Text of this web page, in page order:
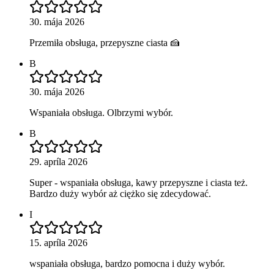
30. mája 2026
Przemiła obsługa, przepyszne ciasta 🍰
B
30. mája 2026
Wspaniała obsługa. Olbrzymi wybór.
B
29. apríla 2026
Super - wspaniała obsługa, kawy przepyszne i ciasta też.
Bardzo duży wybór aż ciężko się zdecydować.
I
15. apríla 2026
wspaniała obsługa, bardzo pomocna i duży wybór.